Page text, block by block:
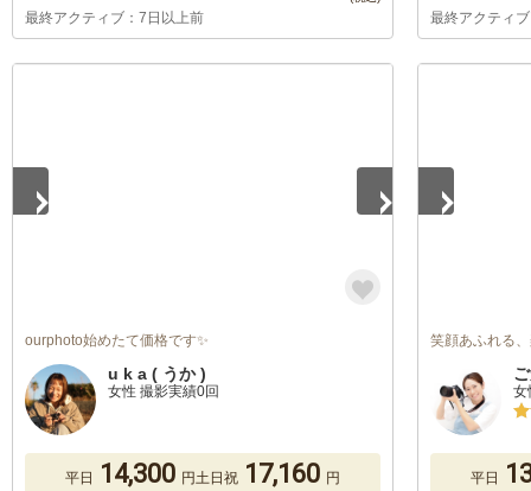
最終アクティブ：7日以上前 最終アクティ
ourphoto始めたて価格です✨
u k a ( うか )
女性 撮影実績0回
平日 14,300 円土日祝 17,160 円
笑顔あふれる
女
平日